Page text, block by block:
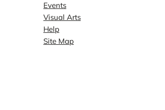
Events
Visual Arts
Help
Site Map